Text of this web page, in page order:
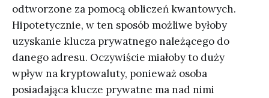
odtworzone za pomocą obliczeń kwantowych.
Hipotetycznie, w ten sposób możliwe byłoby
uzyskanie klucza prywatnego należącego do
danego adresu. Oczywiście miałoby to duży
wpływ na kryptowaluty, ponieważ osoba
posiadająca klucze prywatne ma nad nimi